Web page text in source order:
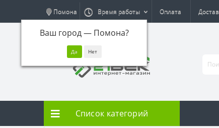
Помона
Ваш город — Помона?
Время работы Оплата
Список категорий